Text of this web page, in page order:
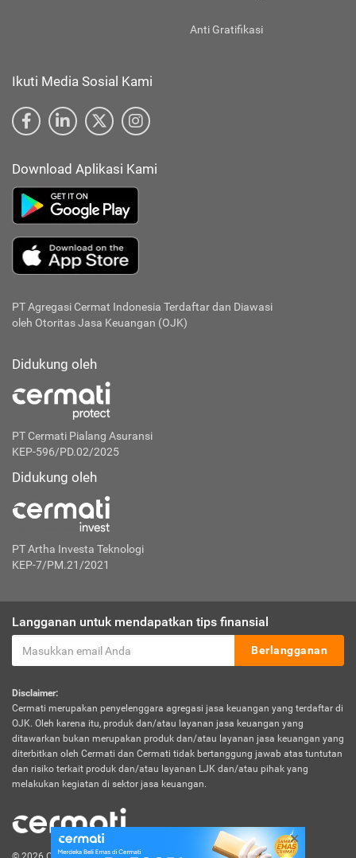
Anti Gratifikasi
Ikuti Media Sosial Kami
Download Aplikasi Kami
PT Agregasi Cermat Indonesia Terdaftar dan Diawasi
oleh Otoritas Jasa Keuangan (OJK)
Didukung oleh
PT Cermati Pialang Asuransi
KEP-596/PD.02/2025
Didukung oleh
PT Artha Investa Teknologi
KEP-7/PM.21/2021
Langganan untuk mendapatkan tips finansial
Berlangganan
Disclaimer:
Cermati merupakan penyelenggara agregasi jasa keuangan yang terdaftar di
OJK. Oleh karena itu, produk dan/atau layanan jasa keuangan yang
ditawarkan bukan merupakan produk dan/atau layanan jasa keuangan yang
diterbitkan oleh Cermati dan Cermati tidak bertanggung jawab atas tuntutan
dan risiko terkait produk dan/atau layanan LJK dan/atau pihak yang
melakukan kegiatan di sektor jasa keuangan.